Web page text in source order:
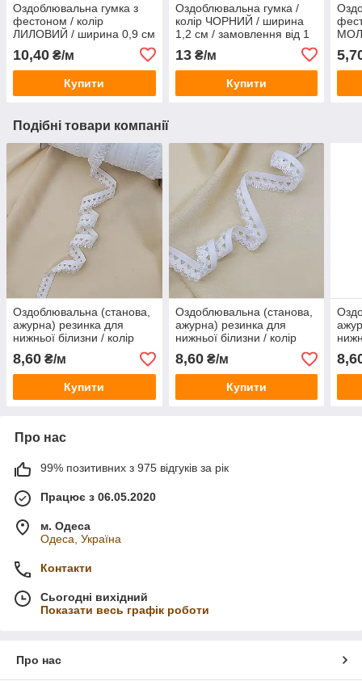
Оздоблювальна гумка з
фестоном / колір
ЛИЛОВИЙ / ширина 0,9 см
/ замовлення від 1 метра
10,40 ₴/м
Купити
Оздоблювальна гумка /
колір ЧОРНИЙ / ширина
1,2 см / замовлення від 1
13₴/м
Купити
Подібні товари компанії
Оздоблювальна (станова,
ажурна) резинка для
нижньої білизни / колір
БІЛИЙ / ширина 1,5 см /
замовлення від 1 метра
8,60 ₴/м
Купити
Оздоблювальна (станова,
ажурна) резинка для
нижньої білизни / колір
ТЕПЛИЙ БІЛИЙ / ширина
1,5 см / замовлення від 1
метра
8,60₴/м
Купити
см /
Про нас
99% позитивних з 975 відгуків за рік
Працює з 06.05.2020
м. Одеса
Одеса, Україна
Контакти
Сьогодні вихідний
Показати весь графік роботи
Про нас